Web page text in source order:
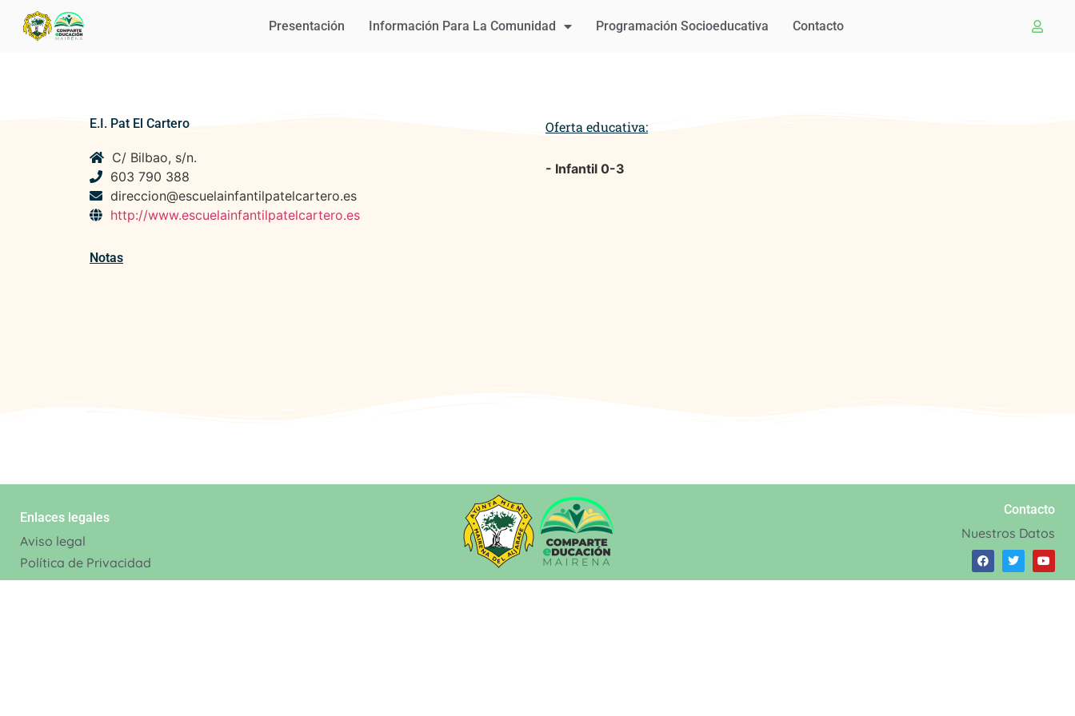
Presentación Información Para La Comunidad Programación Socioeducativa Contacto
E.I. Pat El Cartero
C/ Bilbao, s/n.
603 790 388
direccion@escuelainfantilpatelcartero.es
http://www.escuelainfantilpatelcartero.es
Notas
Oferta educativa:
- Infantil 0-3
Enlaces legales
Aviso legal
Política de Privacidad
Contacto
Nuestros Datos